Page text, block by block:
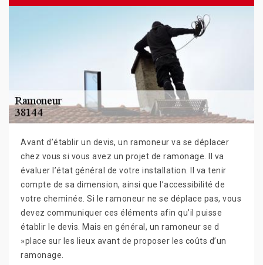
Avant d’établir un devis, un ramoneur va se déplacer
chez vous si vous avez un projet de ramonage. Il va
évaluer l’état général de votre installation. Il va tenir
compte de sa dimension, ainsi que l’accessibilité de
votre cheminée. Si le ramoneur ne se déplace pas, vous
devez communiquer ces éléments afin qu’il puisse
établir le devis. Mais en général, un ramoneur se d
»place sur les lieux avant de proposer les coûts d’un
ramonage.